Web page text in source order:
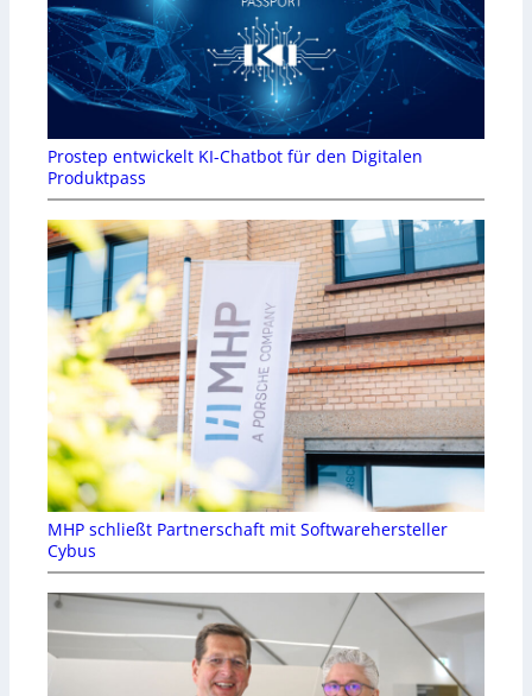
Prostep entwickelt KI-Chatbot für den Digitalen
Produktpass
MHP schließt Partnerschaft mit Softwarehersteller
Cybus